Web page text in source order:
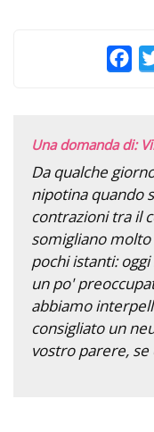
Una domanda di:
Da qualche
nipotina quando
contrazioni tra il
somigliano
pochi istanti:
un po'
abbiamo
consigliato un
vostro parere, se